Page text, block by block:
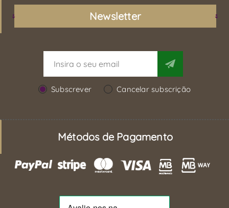
Newsletter
Subscrever Cancelar subscrição
Métodos de Pagamento